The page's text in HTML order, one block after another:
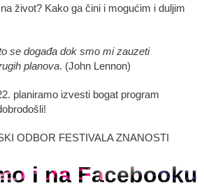
život? Kako ga čini i mogućim i duljim
se događa dok smo mi zauzeti
planova. (John Lennon)
planiramo izvesti bogat program
ODBOR FESTIVALA ZNANOSTI
i na Facebooku